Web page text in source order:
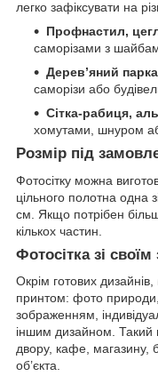
легко зафіксувати на
Профнастил,
саморізами з
Дерев’яний
саморізи або
Сітка-рабиця,
хомутами, шнуром
Розмір під
Фотосітку можна
цільного полотна одна
см. Якщо потрібен
кількох частин.
Фотосітка зі
Окрім готових
принтом: фото
зображенням,
іншим дизайном. Такий
двору, кафе, магазину,
об’єкта.